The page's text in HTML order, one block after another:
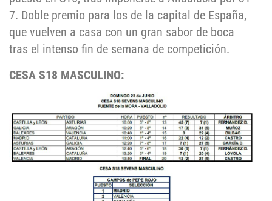
7. Doble premio para los de la capital de España,
que vuelven a casa con un gran sabor de boca
tras el intenso fin de semana de competición.
CESA S18 MASCULINO: